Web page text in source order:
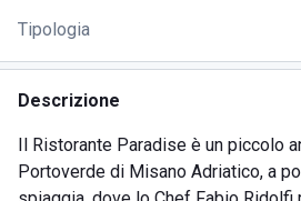
Tipologia
Descrizione
Il Ristorante Paradise è un piccolo
Portoverde di Misano Adriatico, a